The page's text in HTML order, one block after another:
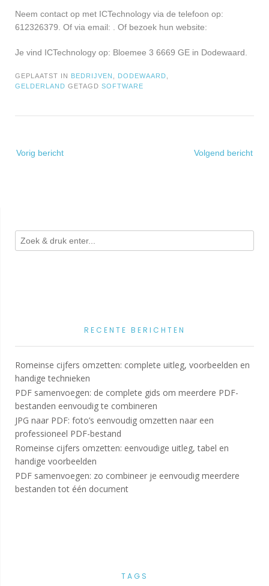
Neem contact op met ICTechnology via de telefoon op:
612326379. Of via email:
. Of bezoek hun website:
Je vind ICTechnology op: Bloemee 3 6669 GE in Dodewaard.
GEPLAATST IN BEDRIJVEN DODEWAARD
GELDERLAND GETAGD SOFTWARE
navigatie
Vorig bericht Volgend bericht
RECENTE BERICHTEN
Romeinse cijfers omzetten: complete uitleg, voorbeelden en
handige technieken
PDF samenvoegen: de complete gids om meerdere PDF-
bestanden eenvoudig te combineren
JPG naar PDF: foto’s eenvoudig omzetten naar een
professioneel PDF-bestand
Romeinse cijfers omzetten: eenvoudige uitleg, tabel en
handige voorbeelden
PDF samenvoegen: zo combineer je eenvoudig meerdere
bestanden tot één document
TAGS